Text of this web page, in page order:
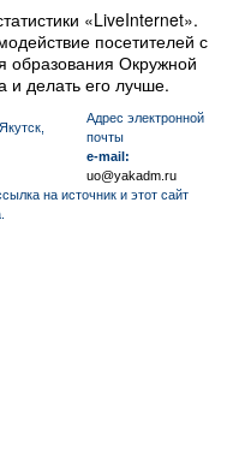
«LiveInternet».
посетителей с
Окружной
и делать его лучше.
Aдрес электронной
почты
e-mail:
uo@yakadm.ru
на источник и этот сайт